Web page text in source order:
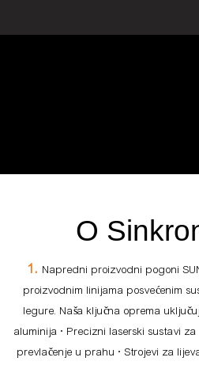
O
1. Napredni proizvodni pogoni
proizvodnim linijama posvećenim
legure. Naša ključna oprema
aluminija • Precizni laserski sustavi
prevlačenje u prahu • Strojevi za